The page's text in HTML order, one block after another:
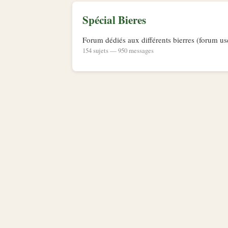
Spécial Bieres
Forum dédiés aux différents bierres (forum
154 sujets — 950 messages